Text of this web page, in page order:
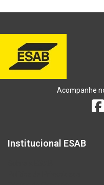
Acompanhe
Institucional ESAB